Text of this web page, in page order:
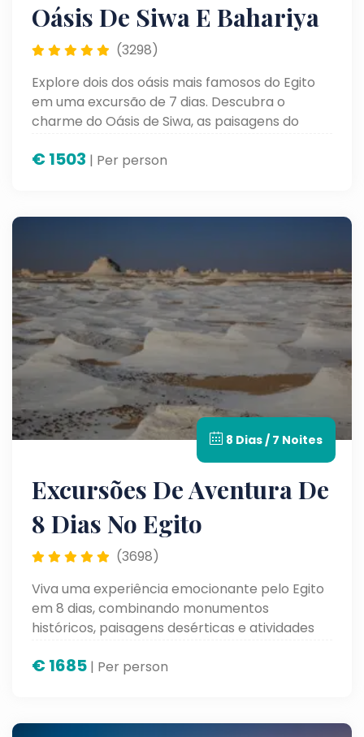
Oásis De Siwa E Bahariya
(3298)
Explore dois dos oásis mais famosos do Egito
em uma excursão de 7 dias. Descubra o
charme do Oásis de Siwa, as paisagens do
inesquecível no deserto egípcio.
€1503 | Per person
8 Dias / 7 Noites
Excursões De Aventura De
8 Dias No Egito
(3698)
Viva uma experiência emocionante pelo Egito
em 8 dias, combinando monumentos
históricos, paisagens desérticas e atividades
país enquanto explora suas maravilhas
€1685 | Per person